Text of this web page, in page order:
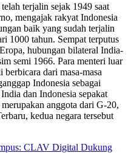
terjalin sejak 1949 saat
mengajak rakyat Indonesia
baik yang sudah terjalin
1000 tahun. Sempat terputus
hubungan bilateral India-
semi 1966. Para menteri luar
dari masa-masa
Indonesia sebagai
dan Indonesia sepakat
anggota dari G-20,
kedua negara tersebut
CLAV Digital Dukung